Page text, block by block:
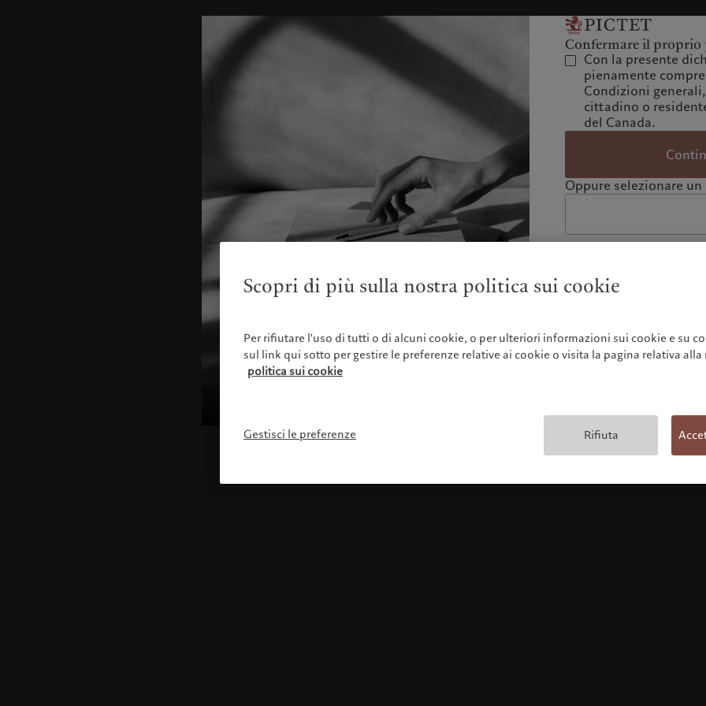
Confermare il
Con la presente
pienamente
Condizioni
cittadino o
del Canada.
Oppure selezionare
Condizioni generali
Scopri di più sulla nostra politica sui cookie
Per rifiutare l'uso di tutti o di alcuni cookie, o per ulteriori informazioni sui cookie e su
sul link qui sotto per gestire le preferenze relative ai cookie o visita la pagina relativa alla
politica sui cookie
Gestisci le preferenze Rifiuta